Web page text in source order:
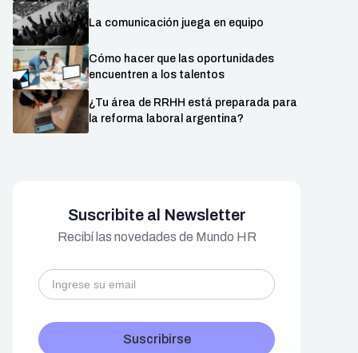
La comunicación juega en equipo
Cómo hacer que las oportunidades
encuentren a los talentos
¿Tu área de RRHH está preparada para
la reforma laboral argentina?
Suscribite al Newsletter
Recibí las novedades de Mundo HR